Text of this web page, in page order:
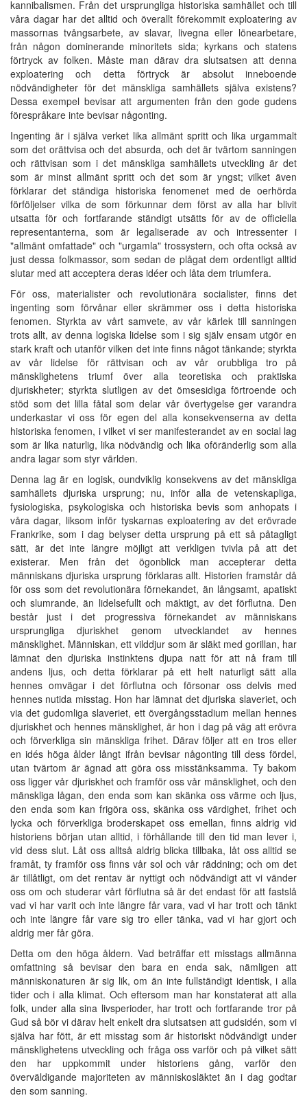
kannibalismen. Från det ursprungliga historiska samhället och till
våra dagar har det alltid och överallt förekommit exploatering av
massornas tvångsarbete, av slavar, livegna eller lönearbetare,
från någon dominerande minoritets sida; kyrkans och statens
förtryck av folken. Måste man därav dra slutsatsen att denna
exploatering och detta förtryck är absolut inneboende
nödvändigheter för det mänskliga samhällets själva existens?
Dessa exempel bevisar att argumenten från den gode gudens
förespråkare inte bevisar någonting.
Ingenting är i själva verket lika allmänt spritt och lika urgammalt
som det orättvisa och det absurda, och det är tvärtom sanningen
och rättvisan som i det mänskliga samhällets utveckling är det
som är minst allmänt spritt och det som är yngst; vilket även
förklarar det ständiga historiska fenomenet med de oerhörda
förföljelser vilka de som förkunnar dem först av alla har blivit
utsatta för och fortfarande ständigt utsätts för av de officiella
representanterna, som är legaliserade av och intressenter i
"allmänt omfattade" och "urgamla" trossystern, och ofta också av
just dessa folkmassor, som sedan de plågat dem ordentligt alltid
slutar med att acceptera deras idéer och låta dem triumfera.
För oss, materialister och revolutionära socialister, finns det
ingenting som förvånar eller skrämmer oss i detta historiska
fenomen. Styrkta av vårt samvete, av vår kärlek till sanningen
trots allt, av denna logiska lidelse som i sig själv ensam utgör en
stark kraft och utanför vilken det inte finns något tänkande; styrkta
av vår lidelse för rättvisan och av vår orubbliga tro på
mänsklighetens triumf över alla teoretiska och praktiska
djuriskheter; styrkta slutligen av det ömsesidiga förtroende och
stöd som det lilla fåtal som delar vår övertygelse ger varandra
underkastar vi oss för egen del alla konsekvenserna av detta
historiska fenomen, i vilket vi ser manifesterandet av en social lag
som är lika naturlig, lika nödvändig och lika oföränderlig som alla
andra lagar som styr världen.
Denna lag är en logisk, oundviklig konsekvens av det mänskliga
samhällets djuriska ursprung; nu, inför alla de vetenskapliga,
fysiologiska, psykologiska och historiska bevis som anhopats i
våra dagar, liksom inför tyskarnas exploatering av det erövrade
Frankrike, som i dag belyser detta ursprung på ett så påtagligt
sätt, är det inte längre möjligt att verkligen tvivla på att det
existerar. Men från det ögonblick man accepterar detta
människans djuriska ursprung förklaras allt. Historien framstår då
för oss som det revolutionära förnekandet, än långsamt, apatiskt
och slumrande, än lidelsefullt och mäktigt, av det förflutna. Den
består just i det progressiva förnekandet av människans
ursprungliga djuriskhet genom utvecklandet av hennes
mänsklighet. Människan, ett vilddjur som är släkt med gorillan, har
lämnat den djuriska instinktens djupa natt för att nå fram till
andens ljus, och detta förklarar på ett helt naturligt sätt alla
hennes omvägar i det förflutna och försonar oss delvis med
hennes nutida misstag. Hon har lämnat det djuriska slaveriet, och
via det gudomliga slaveriet, ett övergångsstadium mellan hennes
djuriskhet och hennes mänsklighet, är hon i dag på väg att erövra
och förverkliga sin mänskliga frihet. Därav följer att en tros eller
en idés höga ålder långt ifrån bevisar någonting till dess fördel,
utan tvärtom är ägnad att göra oss misstänksamma. Ty bakom
oss ligger vår djuriskhet och framför oss vår mänsklighet, och den
mänskliga lågan, den enda som kan skänka oss värme och ljus,
den enda som kan frigöra oss, skänka oss värdighet, frihet och
lycka och förverkliga broderskapet oss emellan, finns aldrig vid
historiens början utan alltid, i förhållande till den tid man lever i,
vid dess slut. Låt oss alltså aldrig blicka tillbaka, låt oss alltid se
framåt, ty framför oss finns vår sol och vår räddning; och om det
är tillåtligt, om det rentav är nyttigt och nödvändigt att vi vänder
oss om och studerar vårt förflutna så är det endast för att fastslå
vad vi har varit och inte längre får vara, vad vi har trott och tänkt
och inte längre får vare sig tro eller tänka, vad vi har gjort och
aldrig mer får göra.
Detta om den höga åldern. Vad beträffar ett misstags allmänna
omfattning så bevisar den bara en enda sak, nämligen att
människonaturen är sig lik, om än inte fullständigt identisk, i alla
tider och i alla klimat. Och eftersom man har konstaterat att alla
folk, under alla sina livsperioder, har trott och fortfarande tror på
Gud så bör vi därav helt enkelt dra slutsatsen att gudsidén, som vi
själva har fött, är ett misstag som är historiskt nödvändigt under
mänsklighetens utveckling och fråga oss varför och på vilket sätt
den har uppkommit under historiens gång, varför den
överväldigande majoriteten av människosläktet än i dag godtar
den som sanning.